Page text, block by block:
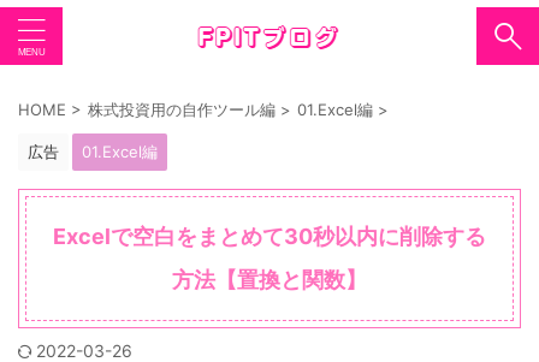
HOME > 株式投資用の自作ツール編 > 01.Excel編 >
広告 01.Excel編
Excelで空白をまとめて30秒以内に削除する
方法【置換と関数】
2022-03-26